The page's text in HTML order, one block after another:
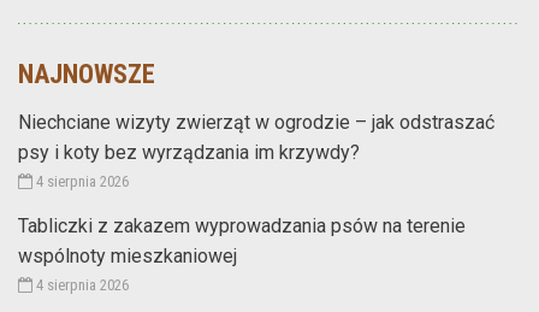
NAJNOWSZE
Niechciane wizyty zwierząt w ogrodzie – jak odstraszać
psy i koty bez wyrządzania im krzywdy?
4 sierpnia 2026
Tabliczki z zakazem wyprowadzania psów na terenie
wspólnoty mieszkaniowej
4 sierpnia 2026